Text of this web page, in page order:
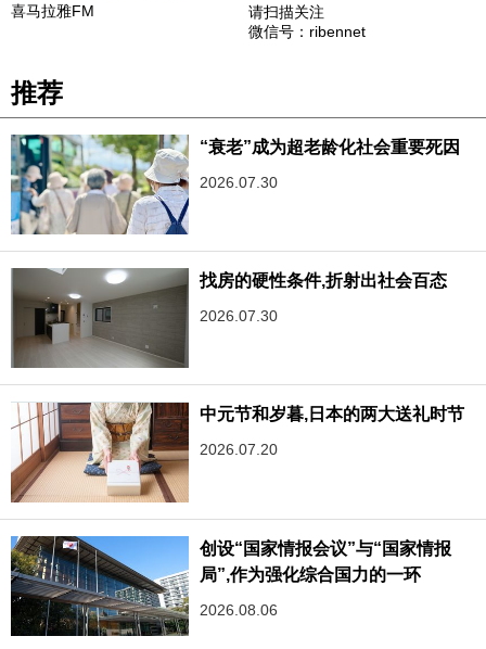
喜马拉雅FM
请扫描关注
微信号：ribennet
推荐
“衰老”成为超老龄化社会重要死因
2026.07.30
找房的硬性条件,折射出社会百态
2026.07.30
中元节和岁暮,日本的两大送礼时节
2026.07.20
创设“国家情报会议”与“国家情报
局”,作为强化综合国力的一环
2026.08.06